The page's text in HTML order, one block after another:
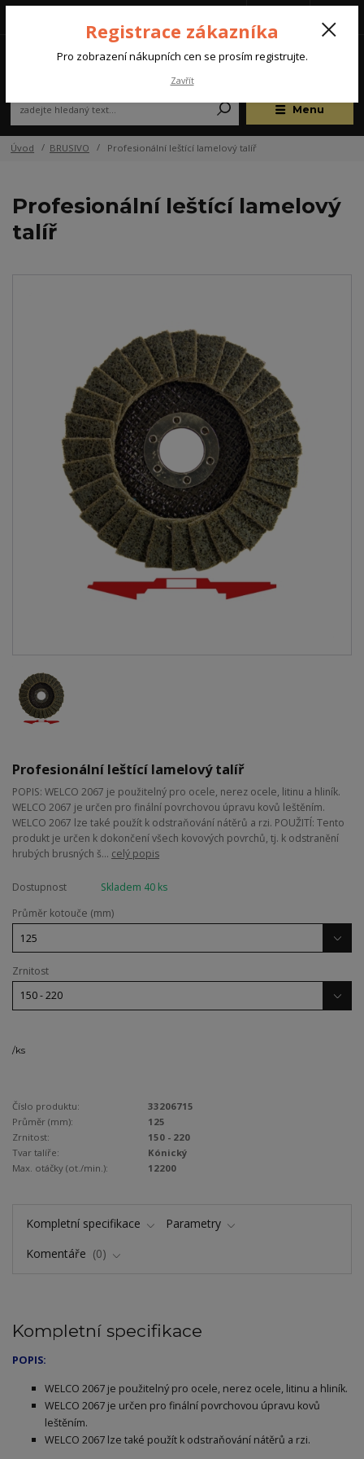
Menu
(Po-Pá, 07:00-15:30 hod.)
Úvod BRUSIVO Profesionální leštící lamelový talíř
Profesionální leštící lamelový
talíř
Profesionální leštící lamelový talíř
POPIS: WELCO 2067 je použitelný pro ocele, nerez ocele, litinu a hliník.
WELCO 2067 je určen pro finální povrchovou úpravu kovů leštěním.
WELCO 2067 lze také použít k odstraňování nátěrů a rzi. POUŽITÍ: Tento
produkt je určen k dokončení všech kovových povrchů, tj. k odstranění
hrubých brusných š... celý popis
Dostupnost
Skladem 40 ks
Průměr kotouče (mm)
Zrnitost
/ks
Číslo produktu:
33206715
Průměr (mm):
125
Zrnitost:
150 - 220
Tvar talíře:
Kónický
Max. otáčky (ot./min.):
12200
Kompletní specifikace
Parametry
Komentáře
0
Kompletní specifikace
POPIS:
WELCO 2067 je použitelný pro ocele, nerez ocele, litinu a hliník.
WELCO 2067 je určen pro finální povrchovou úpravu kovů
leštěním.
WELCO 2067 lze také použít k odstraňování nátěrů a rzi.
Registrace zákazníka
Pro zobrazení nákupních cen se prosím registrujte.
Zavřít